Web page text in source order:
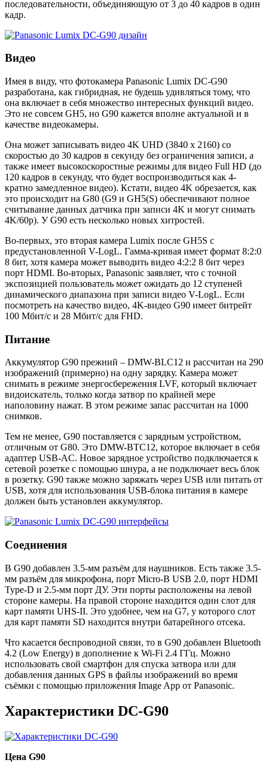
последовательности, объединяющую от 3 до 40 кадров в один
кадр.
Видео
Имея в виду, что фотокамера Panasonic Lumix DC-G90
разработана, как гибридная, не будешь удивляться тому, что
она включает в себя множество интересных функций видео.
Это не совсем GH5, но G90 кажется вполне актуальной и в
качестве видеокамеры.
Она может записывать видео 4K UHD (3840 x 2160) со
скоростью до 30 кадров в секунду без ограничения записи, а
также имеет высокоскоростные режимы для видео Full HD (до
120 кадров в секунду, что будет воспроизводиться как 4-
кратно замедленное видео). Кстати, видео 4K обрезается, как
это происходит на G80 (G9 и GH5(S) обеспечивают полное
считывание данных датчика при записи 4K и могут снимать
4K/60p). У G90 есть несколько новых хитростей.
Во-первых, это вторая камера Lumix после GH5S с
предустановленной V-LogL. Гамма-кривая имеет формат 8:2:0
8 бит, хотя камера может выводить видео 4:2:2 8 бит через
порт HDMI. Во-вторых, Panasonic заявляет, что с точной
экспозицией пользователь может ожидать до 12 ступеней
динамического диапазона при записи видео V-LogL. Если
посмотреть на качество видео, 4K-видео G90 имеет битрейт
100 Мбит/с и 28 Мбит/с для FHD.
Питание
Аккумулятор G90 прежний – DMW-BLC12 и рассчитан на 290
изображений (примерно) на одну зарядку. Камера может
снимать в режиме энергосбережения LVF, который включает
видоискатель, только когда затвор по крайней мере
наполовину нажат. В этом режиме запас рассчитан на 1000
снимков.
Тем не менее, G90 поставляется с зарядным устройством,
отличным от G80. Это DMW-BTC12, которое включает в себя
адаптер USB-AC. Новое зарядное устройство подключается к
сетевой розетке с помощью шнура, а не подключает весь блок
в розетку. G90 также можно заряжать через USB или питать от
USB, хотя для использования USB-блока питания в камере
должен быть установлен аккумулятор.
Соединения
В G90 добавлен 3.5-мм разъём для наушников. Есть также 3.5-
мм разъём для микрофона, порт Micro-B USB 2.0, порт HDMI
Type-D и 2.5-мм порт ДУ. Эти порты расположены на левой
стороне камеры. На правой стороне находится один слот для
карт памяти UHS-II. Это удобнее, чем на G7, у которого слот
для карт памяти SD находится внутри батарейного отсека.
Что касается беспроводной связи, то в G90 добавлен Bluetooth
4.2 (Low Energy) в дополнение к Wi-Fi 2.4 ГГц. Можно
использовать свой смартфон для спуска затвора или для
добавления данных GPS в файлы изображений во время
съёмки с помощью приложения Image App от Panasonic.
Характеристики DC-G90
Цена G90